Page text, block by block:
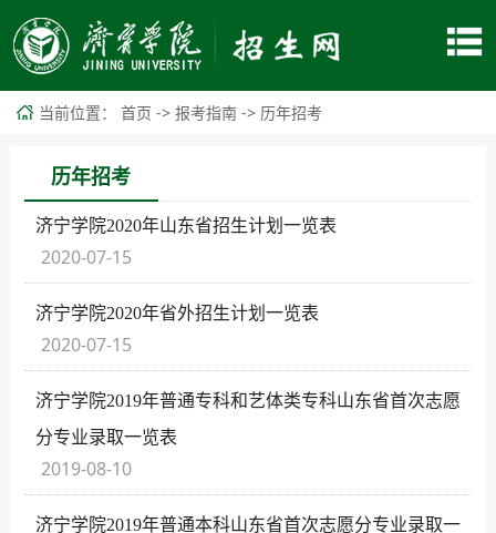
当前位置： 首页 -> 报考指南 -> 历年招考
历年招考
济宁学院2020年山东省招生计划一览表
2020-07-15
济宁学院2020年省外招生计划一览表
2020-07-15
济宁学院2019年普通专科和艺体类专科山东省首次志愿
分专业录取一览表
2019-08-10
济宁学院2019年普通本科山东省首次志愿分专业录取一